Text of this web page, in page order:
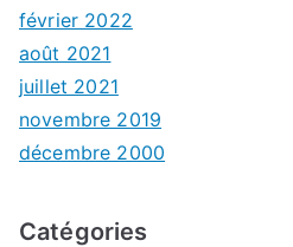
février 2022
août 2021
juillet 2021
novembre 2019
décembre 2000
Catégories